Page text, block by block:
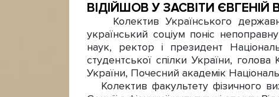
ВІДІЙШОВ У ЗАСВІТИ ЄВГЕНІЙ
Колектив Українського
український соціум поніс
наук, ректор і президент
студентської спілки України,
України, Почесний академік
Колектив факультету фізичного